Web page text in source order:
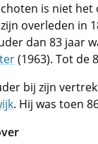
is niet het
overleden in
dan 83 jaar
(1963). Tot de
bij zijn
. Hij was toen